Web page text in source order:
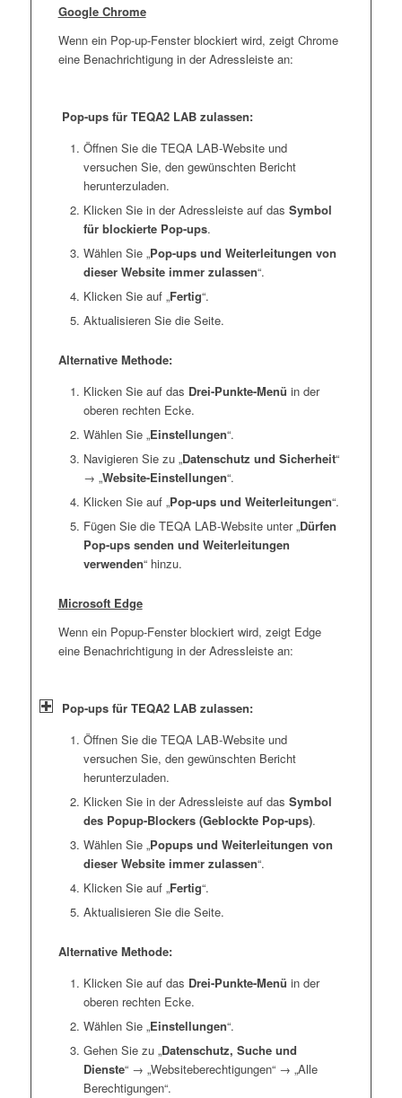
Google Chrome
Wenn ein Pop-up-Fenster blockiert wird, zeigt Chrome
eine Benachrichtigung in der Adressleiste an:
Pop-ups für TEQA2 LAB zulassen:
Öffnen Sie die TEQA LAB-Website und
versuchen Sie, den gewünschten Bericht
herunterzuladen.
Klicken Sie in der Adressleiste auf das Symbol
für blockierte Pop-ups.
Wählen Sie „Pop-ups und Weiterleitungen von
dieser Website immer zulassen“.
Klicken Sie auf „Fertig“.
Aktualisieren Sie die Seite.
Alternative Methode:
Klicken Sie auf das Drei-Punkte-Menü in der
oberen rechten Ecke.
Wählen Sie „Einstellungen“.
Navigieren Sie zu „Datenschutz und Sicherheit“
→ „Website-Einstellungen“.
Klicken Sie auf „Pop-ups und Weiterleitungen“.
Fügen Sie die TEQA LAB-Website unter „Dürfen
Pop-ups senden und Weiterleitungen
verwenden“ hinzu.
Microsoft Edge
Wenn ein Popup-Fenster blockiert wird, zeigt Edge
eine Benachrichtigung in der Adressleiste an:
Pop-ups für TEQA2 LAB zulassen:
Öffnen Sie die TEQA LAB-Website und
versuchen Sie, den gewünschten Bericht
herunterzuladen.
Klicken Sie in der Adressleiste auf das Symbol
des Popup-Blockers (Geblockte Pop-ups).
Wählen Sie „Popups und Weiterleitungen von
dieser Website immer zulassen“.
Klicken Sie auf „Fertig“.
Aktualisieren Sie die Seite.
Alternative Methode:
Klicken Sie auf das Drei-Punkte-Menü in der
oberen rechten Ecke.
Wählen Sie „Einstellungen“.
Gehen Sie zu „Datenschutz, Suche und
Dienste“ → „Websiteberechtigungen“ → „Alle
Berechtigungen“.